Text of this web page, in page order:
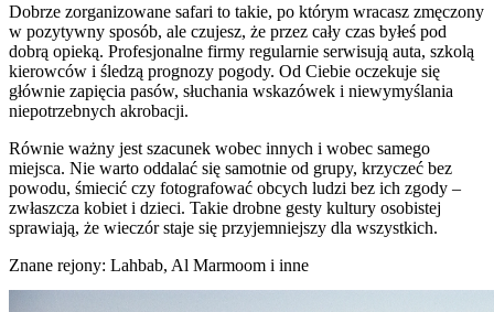
Dobrze zorganizowane safari to takie, po którym wracasz zmęczony
w pozytywny sposób, ale czujesz, że przez cały czas byłeś pod
dobrą opieką. Profesjonalne firmy regularnie serwisują auta, szkolą
kierowców i śledzą prognozy pogody. Od Ciebie oczekuje się
głównie zapięcia pasów, słuchania wskazówek i niewymyślania
niepotrzebnych akrobacji.
Równie ważny jest szacunek wobec innych i wobec samego
miejsca. Nie warto oddalać się samotnie od grupy, krzyczeć bez
powodu, śmiecić czy fotografować obcych ludzi bez ich zgody –
zwłaszcza kobiet i dzieci. Takie drobne gesty kultury osobistej
sprawiają, że wieczór staje się przyjemniejszy dla wszystkich.
Znane rejony: Lahbab, Al Marmoom i inne